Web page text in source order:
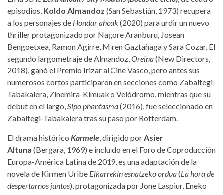
episodios, Koldo Almandoz (San Sebastián, 1973) recupera
a los personajes de Hondar ahoak(2020) para urdir un nuevo
thriller protagonizado por Nagore Aranburu, Josean
Bengoetxea, Ramon Agirre, Miren Gaztañaga y Sara Cozar. El
segundo largometraje de Almandoz,Oreina(New Directors,
2018), ganó el Premio Irizar al Cine Vasco, pero antes sus
numerosos cortos participaron en secciones como Zabaltegi-
Tabakalera, Zinemira-Kimuak o Velódromo, mientras que su
debut en el largo,Sipo phantasma(2016), fue seleccionado en
Zabaltegi-Tabakalera tras su paso por Rotterdam.
El drama histórico Karmele, dirigido porAsier
Altuna (Bergara, 1969) e incluido en el Foro de Coproducción
Europa-América Latina de 2019, es una adaptación de la
novela de Kirmen Uribe Elkarrekin esnatzeko ordua(La hora de
despertarnos juntos), protagonizada por Jone Laspiur, Eneko